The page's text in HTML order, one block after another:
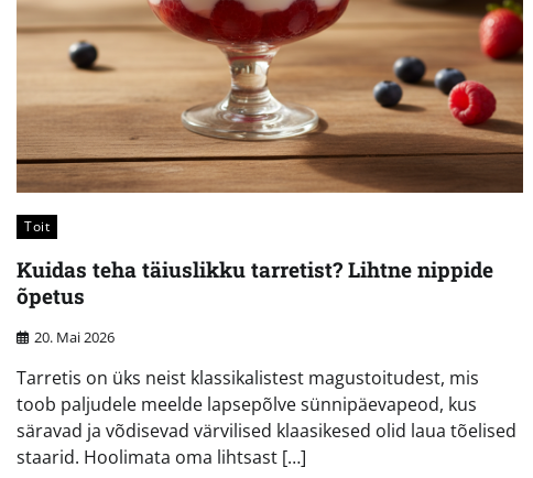
Toit
Kuidas teha täiuslikku tarretist? Lihtne nippide
õpetus
20. Mai 2026
Tarretis on üks neist klassikalistest magustoitudest, mis
toob paljudele meelde lapsepõlve sünnipäevapeod, kus
säravad ja võdisevad värvilised klaasikesed olid laua tõelised
staarid. Hoolimata oma lihtsast […]